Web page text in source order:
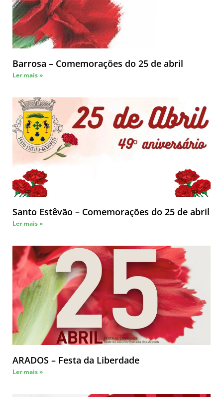
Barrosa – Comemorações do 25 de abril
Ler mais »
Santo Estêvão – Comemorações do 25 de abril
Ler mais »
ARADOS – Festa da Liberdade
Ler mais »